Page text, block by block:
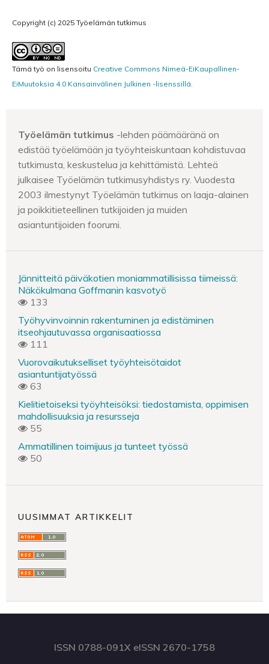
Copyright (c) 2025 Työelämän tutkimus
Tämä työ on lisensoitu Creative Commons Nimeä-EiKaupallinen-
EiMuutoksia 4.0 Kansainvälinen Julkinen -lisenssillä.
Työelämän tutkimus -lehden päämääränä on
edistää työelämään ja työyhteiskuntaan kohdistuvaa
tutkimusta, keskustelua ja kehittämistä. Lehteä
julkaisee Työelämän tutkimusyhdistys ry. Vuodesta
2003 ilmestynyt Työelämän tutkimus on laaja-alainen
ja poikkitieteellinen tutkijoiden ja muiden
asiantuntijoiden foorumi.
Jännitteitä päiväkotien moniammatillisissa tiimeissä:
Näkökulmana Goffmanin kasvotyö
133
Työhyvinvoinnin rakentuminen ja edistäminen
itseohjautuvassa organisaatiossa
111
Vuorovaikutukselliset työyhteisötaidot
asiantuntijatyössä
63
Kielitietoiseksi työyhteisöksi: tiedostamista, oppimisen
mahdollisuuksia ja resursseja
55
Ammatillinen toimijuus ja tunteet työssä
50
UUSIMMAT ARTIKKELIT
ISSN 0788-091X eISSN 2670-1758